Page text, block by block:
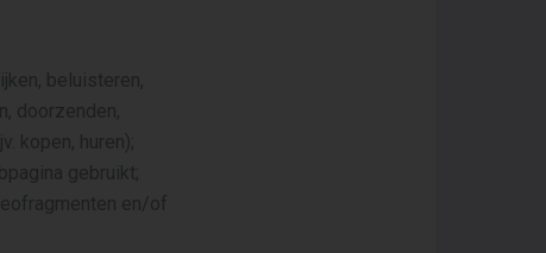
beluisteren,
doorzenden,
kopen, huren);
gebruikt;
en/of